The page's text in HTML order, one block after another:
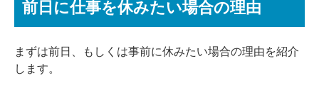
前日に仕事を休みたい場合の理由
まずは前日、もしくは事前に休みたい場合の理由を紹介
します。